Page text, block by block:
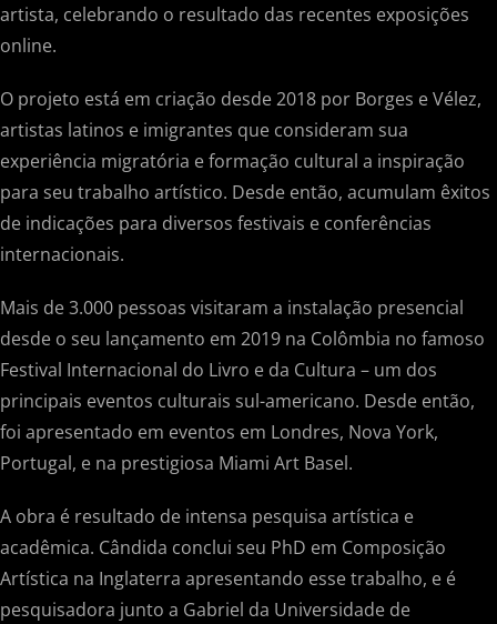
artista, celebrando o resultado das recentes exposições
online.
O projeto está em criação desde 2018 por Borges e Vélez,
artistas latinos e imigrantes que consideram sua
experiência migratória e formação cultural a inspiração
para seu trabalho artístico. Desde então, acumulam êxitos
de indicações para diversos festivais e conferências
internacionais.
Mais de 3.000 pessoas visitaram a instalação presencial
desde o seu lançamento em 2019 na Colômbia no famoso
Festival Internacional do Livro e da Cultura – um dos
principais eventos culturais sul-americano. Desde então,
foi apresentado em eventos em Londres, Nova York,
Portugal, e na prestigiosa Miami Art Basel.
A obra é resultado de intensa pesquisa artística e
acadêmica. Cândida conclui seu PhD em Composição
Artística na Inglaterra apresentando esse trabalho, e é
pesquisadora junto a Gabriel da Universidade de